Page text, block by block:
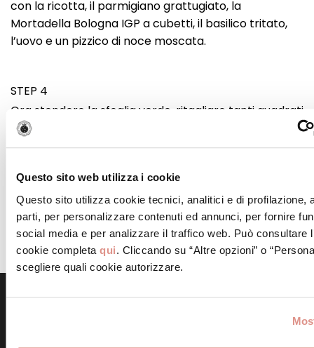
Questo sito web utilizza i cookie
Questo sito utilizza cookie tecnici, analitici e di profilazione,
parti, per personalizzare contenuti ed annunci, per fornire
social media e per analizzare il traffico web. Può consultare
cookie completa qui. Cliccando su “Altre opzioni” o
scegliere quali cookie autorizzare.
con la ricotta, il parmigiano grattugiato, la
Mortadella Bologna IGP a cubetti, il basilico tritato,
l’uovo e un pizzico di noce moscata.
STEP 4
Ora stendere la sfoglia verde, ritagliare tanti quadrati
e al centro di ciascuno mettere un cucchiaio di
composto di ricotta.
STEP 5
Richiudere ogni quadrato formando un tortellone e
cuocere questi in acqua bollente salata. Servirli infine
con un semplice condimento di burro e salvia.